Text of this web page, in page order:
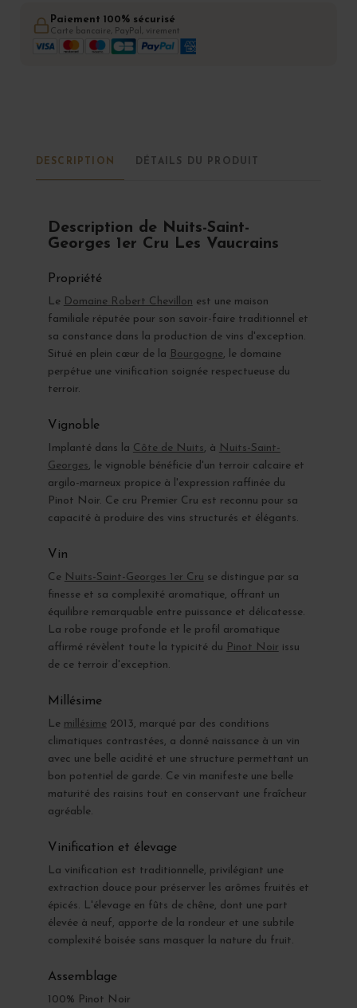
Paiement 100% sécurisé
Carte bancaire, PayPal, virement
DESCRIPTION DÉTAILS DU PRODUIT
Description de Nuits-Saint-
Georges 1er Cru Les Vaucrains
Propriété
Le Domaine Robert Chevillon est une maison
familiale réputée pour son savoir-faire traditionnel et
sa constance dans la production de vins d'exception.
Situé en plein cœur de la Bourgogne, le domaine
perpétue une vinification soignée respectueuse du
terroir.
Vignoble
Implanté dans la Côte de Nuits, à Nuits-Saint-
Georges, le vignoble bénéficie d'un terroir calcaire et
argilo-marneux propice à l'expression raffinée du
Pinot Noir. Ce cru Premier Cru est reconnu pour sa
capacité à produire des vins structurés et élégants.
Vin
Ce Nuits-Saint-Georges 1er Cru se distingue par sa
finesse et sa complexité aromatique, offrant un
équilibre remarquable entre puissance et délicatesse.
La robe rouge profonde et le profil aromatique
affirmé révèlent toute la typicité du Pinot Noir issu
de ce terroir d'exception.
Millésime
Le millésime 2013, marqué par des conditions
climatiques contrastées, a donné naissance à un vin
avec une belle acidité et une structure permettant un
bon potentiel de garde. Ce vin manifeste une belle
maturité des raisins tout en conservant une fraîcheur
agréable.
Vinification et élevage
La vinification est traditionnelle, privilégiant une
extraction douce pour préserver les arômes fruités et
épicés. L'élevage en fûts de chêne, dont une part
élevée à neuf, apporte de la rondeur et une subtile
complexité boisée sans masquer la nature du fruit.
Assemblage
100% Pinot Noir